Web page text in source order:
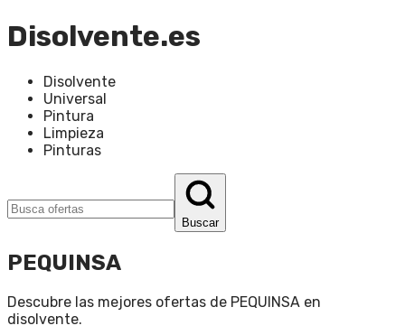
Disolvente.es
Disolvente
Universal
Pintura
Limpieza
Pinturas
Buscar
PEQUINSA
Descubre las mejores ofertas de PEQUINSA en
disolvente.